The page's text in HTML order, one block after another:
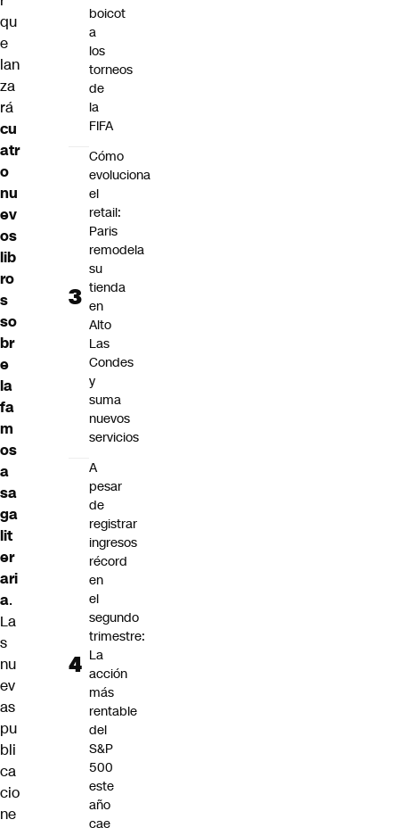
qu
e
lan
za
rá
cu
atr
o
nu
ev
os
lib
ro
s
so
br
e
la
fa
m
os
a
sa
ga
lit
er
ari
a.
La
s
nu
ev
as
pu
bli
ca
cio
ne
boicot
a
los
torneos
de
la
FIFA
Cómo
evoluciona
el
retail:
Paris
remodela
su
tienda
en
Alto
Las
Condes
y
suma
nuevos
servicios
A
pesar
de
registrar
ingresos
récord
en
el
segundo
trimestre:
La
acción
más
rentable
del
S&P
500
este
año
cae